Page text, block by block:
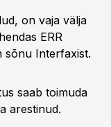
on vaja välja
ERR
sõnu Interfaxist.
saab toimuda
arestinud.